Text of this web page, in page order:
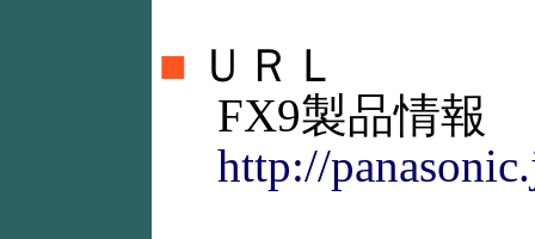
■ ＵＲＬ
FX9製品情報
http://